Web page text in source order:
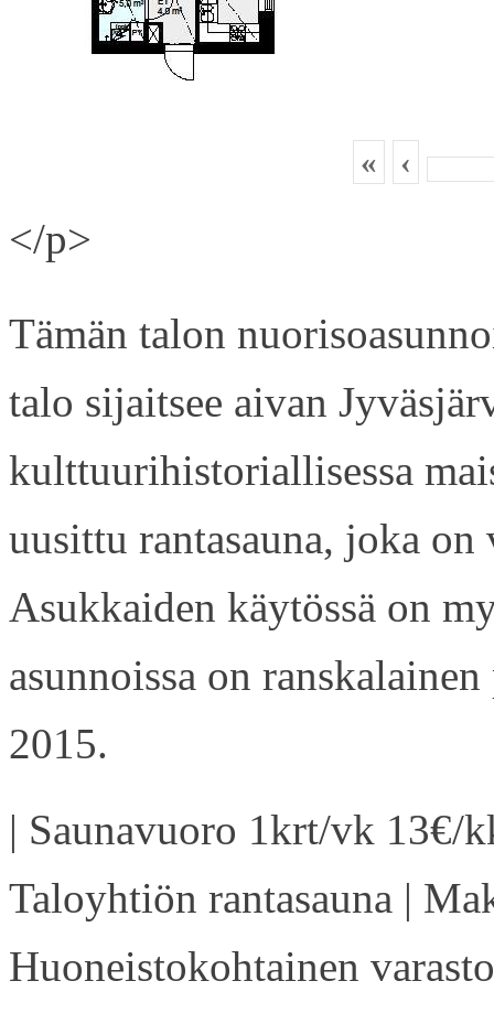
« ‹
</p>
Tämän talon
talo sijaitsee aivan
kulttuurihistoriallisessa
uusittu rantasauna, joka
Asukkaiden käytössä on
asunnoissa on
2015.
| Saunavuoro 1krt/vk 13€/
Taloyhtiön rantasauna |
Huoneistokohtainen